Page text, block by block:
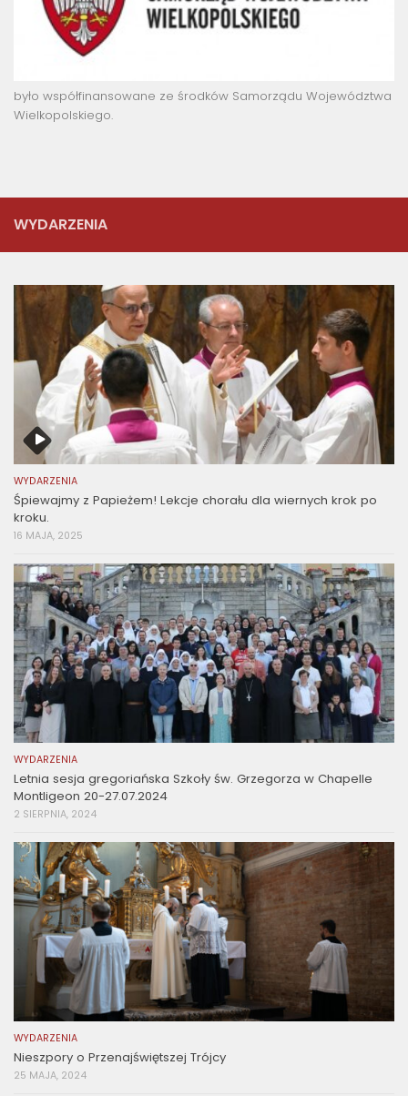
było współfinansowane ze środków Samorządu Województwa
Wielkopolskiego.
WYDARZENIA
WYDARZENIA
Śpiewajmy z Papieżem! Lekcje chorału dla wiernych krok po
kroku.
16 MAJA, 2025
WYDARZENIA
Letnia sesja gregoriańska Szkoły św. Grzegorza w Chapelle
Montligeon 20-27.07.2024
2 SIERPNIA, 2024
WYDARZENIA
Nieszpory o Przenajświętszej Trójcy
25 MAJA, 2024